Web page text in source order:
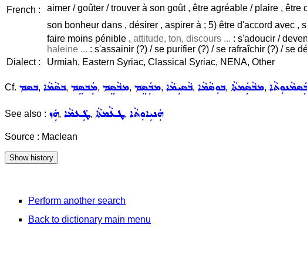
French :
aimer / goûter / trouver à son goût , être agréable / plaire , être
son bonheur dans , désirer , aspirer à ; 5) être d'accord avec ,
faire moins pénible , attitude, ton, discours ... : s'adoucir /
haleine ... : s'assainir (?) / se purifier (?) / se rafraîchir (?) / se
Dialect :
Urmiah, Eastern Syriac, Classical Syriac, NENA, Other
Cf. ܒܣܡ, ܒܣܵܡܵܐ, ܡܲܒܣܸܡ, ܡܒܵܣܸܡ, ܡܒܲܣܸܡ, ܒܵܣܝܼܡܵܐ, ܒܘܼܣܵܡܵܐ, ܡܒܵܣܲܡܬܵܐ,
See also : ܗܲܙ, ܛܲܥܡܵܐ, ܛܥܵܡܬܵܐ, ܗܲܢܝܼܐܘܼܬܵܐ
Source : Maclean
Perform another search
Back to dictionary main menu